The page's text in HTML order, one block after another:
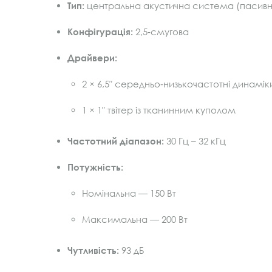
Тип: центральна акустична система
Конфігурація: 2,5‑смугова
Драйвери:
2 × 6,5″ середньо‑низькочастотні
1 × 1″ твітер із тканинним куполом
Частотний діапазон: 30 Гц – 32 кГц
Потужність:
Номінальна — 150 Вт
Максимальна — 200 Вт
Чутливість: 93 дБ